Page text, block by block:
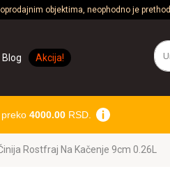
objektima, neophodno je
Blog Akcija!
4000.00RSD.
Rostfraj Na Kačenje 9cm 0.26L